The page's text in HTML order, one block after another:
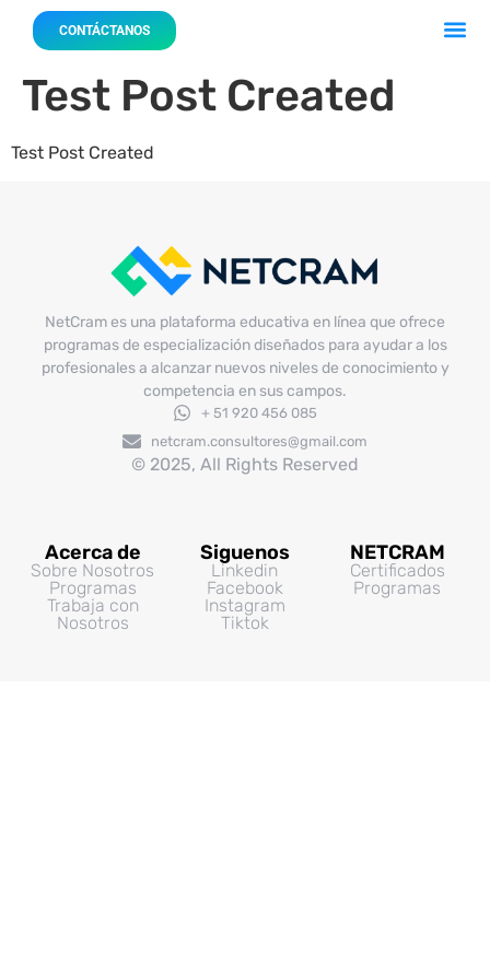
CONTÁCTANOS
Test Post Created
Test Post Created
NetCram es una plataforma educativa en línea que ofrece
programas de especialización diseñados para ayudar a los
profesionales a alcanzar nuevos niveles de conocimiento y
competencia en sus campos.
+ 51 920 456 085
netcram.consultores@gmail.com
© 2025, All Rights Reserved
Acerca de
Sobre Nosotros
Programas
Trabaja con
Nosotros
Siguenos
Linkedin
Facebook
Instagram
Tiktok
NETCRAM
Certificados
Programas